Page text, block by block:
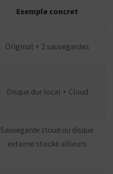
Exemple concret
Original + 2 sauvegardes
Disque dur local + Cloud
Sauvegarde cloud ou disque
externe stocké ailleurs